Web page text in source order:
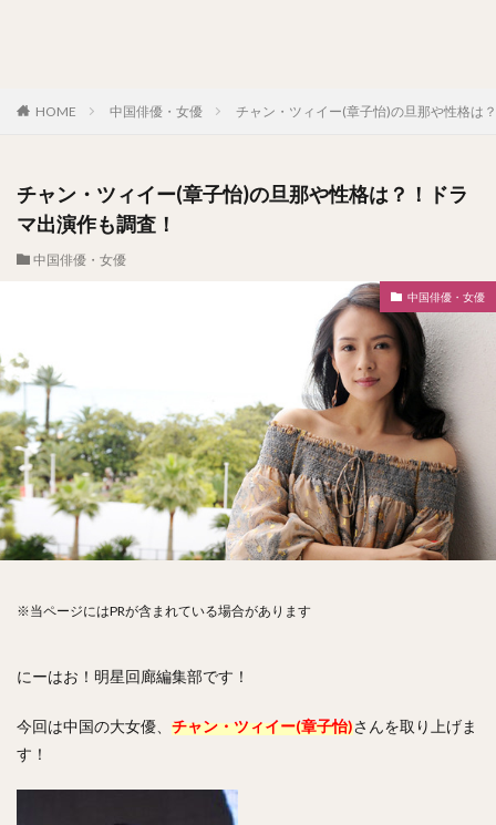
HOME 中国俳優・女優 チャン・ツィイー(章子怡)の旦那や性格は
チャン・ツィイー(章子怡)の旦那や性格は？！ドラ
マ出演作も調査！
中国俳優・女優
中国俳優・女優
※当ページにはPRが含まれている場合があります
にーはお！明星回廊編集部です！
今回は中国の大女優、 チャン・ツィイー(章子怡)さんを取り上げま
す！